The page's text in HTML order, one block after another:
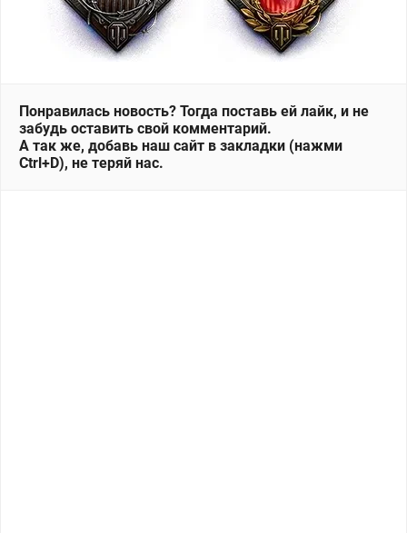
Понравилась новость? Тогда поставь ей лайк, и не
забудь оставить свой комментарий.
А так же, добавь наш сайт в закладки (нажми
Ctrl+D), не теряй нас.